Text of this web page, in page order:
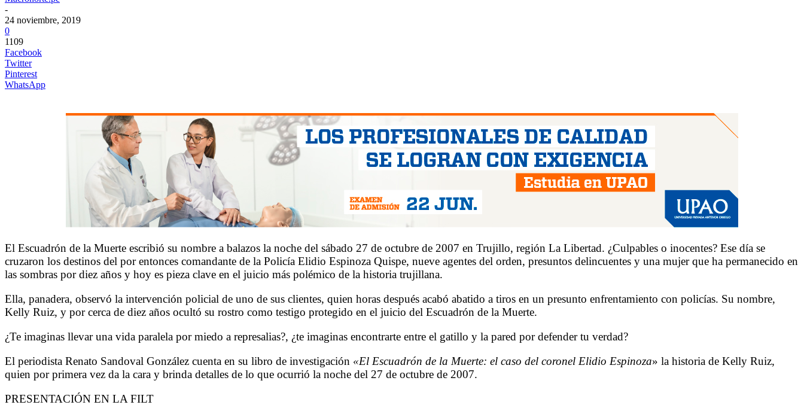
-
24 noviembre, 2019
0
1109
Facebook
Twitter
Pinterest
WhatsApp
El Escuadrón de la Muerte escribió su nombre a balazos la noche del sábado 27 de octubre de 2007 en Trujillo, región La Libertad. ¿Culpables o inocentes? Ese día se
cruzaron los destinos del por entonces comandante de la Policía Elidio Espinoza Quispe, nueve agentes del orden, presuntos delincuentes y una mujer que ha permanecido en
las sombras por diez años y hoy es pieza clave en el juicio más polémico de la historia trujillana.
Ella, panadera, observó la intervención policial de uno de sus clientes, quien horas después acabó abatido a tiros en un presunto enfrentamiento con policías. Su nombre,
Kelly Ruiz, y por cerca de diez años ocultó su rostro como testigo protegido en el juicio del Escuadrón de la Muerte.
¿Te imaginas llevar una vida paralela por miedo a represalias?, ¿te imaginas encontrarte entre el gatillo y la pared por defender tu verdad?
El periodista Renato Sandoval González cuenta en su libro de investigación «El Escuadrón de la Muerte: el caso del coronel Elidio Espinoza» la historia de Kelly Ruiz,
quien por primera vez da la cara y brinda detalles de lo que ocurrió la noche del 27 de octubre de 2007.
PRESENTACIÓN EN LA FILT